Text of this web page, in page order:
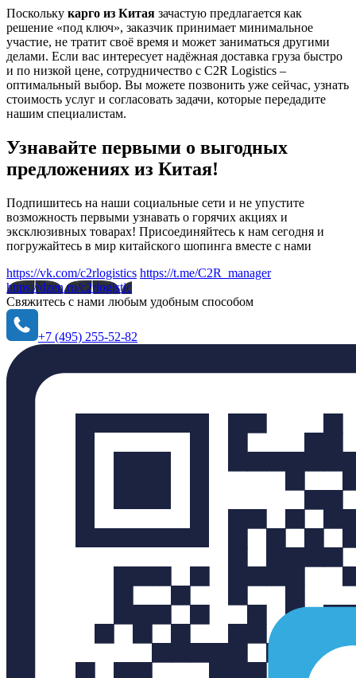
Поскольку карго из Китая зачастую предлагается как
решение «под ключ», заказчик принимает минимальное
участие, не тратит своё время и может заниматься другими
делами. Если вас интересует надёжная доставка груза быстро
и по низкой цене, сотрудничество с C2R Logistics –
оптимальный выбор. Вы можете позвонить уже сейчас, узнать
стоимость услуг и согласовать задачи, которые передадите
нашим специалистам.
Узнавайте первыми о выгодных
предложениях из Китая!
Подпишитесь на наши социальные сети и не упустите
возможность первыми узнавать о горячих акциях и
эксклюзивных товарах! Присоединяйтесь к нам сегодня и
погружайтесь в мир китайского шопинга вместе с нами
https://vk.com/c2rlogistics https://t.me/C2R_manager
https://dzen.ru/c2rlogistic
Свяжитесь с нами любым удобным способом
+7 (495) 255-52-82